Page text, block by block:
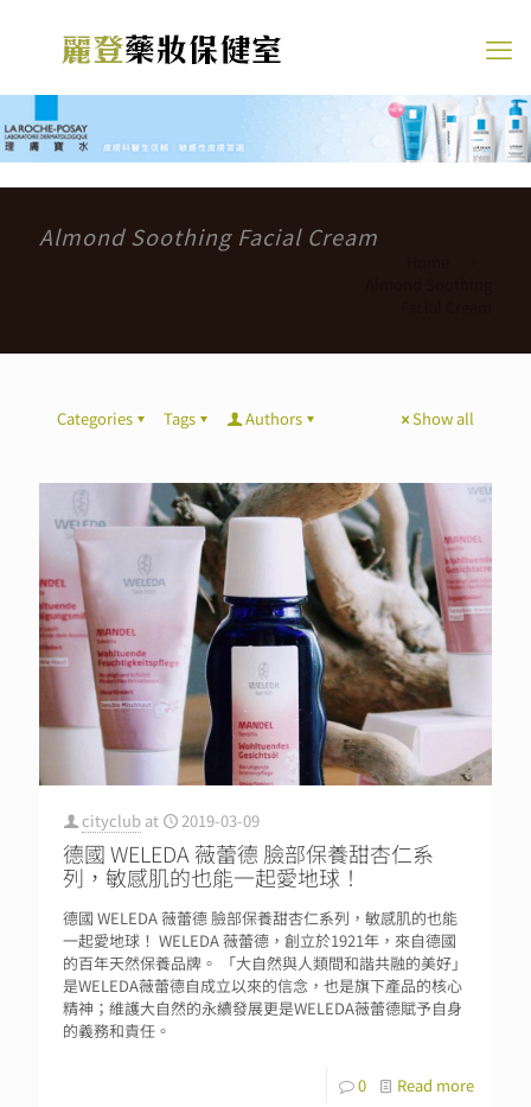
Almond Soothing Facial Cream
Categories Tags Authors Show all
cityclub at 2019-03-09
德國 WELEDA 薇蕾德 臉部保養甜杏仁系
列，敏感肌的也能一起愛地球！
德國 WELEDA 薇蕾德 臉部保養甜杏仁系列，敏感肌的也能
一起愛地球！ WELEDA 薇蕾德，創立於1921年，來自德國
的百年天然保養品牌。 「大自然與人類間和諧共融的美好」
是WELEDA薇蕾德自成立以來的信念，也是旗下產品的核心
精神；維護大自然的永續發展更是WELEDA薇蕾德賦予自身
的義務和責任。​
0 Read more